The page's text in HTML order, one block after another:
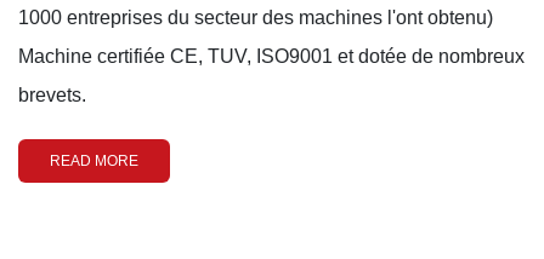
1000 entreprises du secteur des machines l'ont obtenu)
Machine certifiée CE, TUV, ISO9001 et dotée de nombreux
brevets.
READ MORE